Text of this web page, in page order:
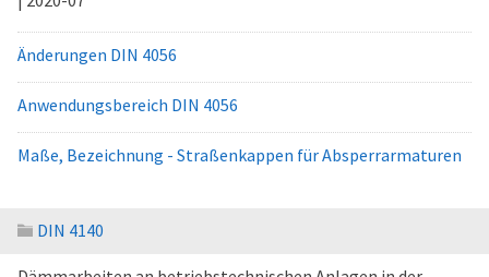
Änderungen DIN 4056
Anwendungsbereich DIN 4056
Maße, Bezeichnung - Straßenkappen für Absperrarmaturen
DIN 4140